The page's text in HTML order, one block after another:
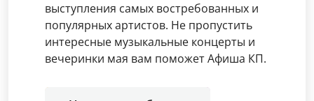
выступления самых востребованных и
популярных артистов. Не пропустить
интересные музыкальные концерты и
вечеринки мая вам поможет Афиша КП.